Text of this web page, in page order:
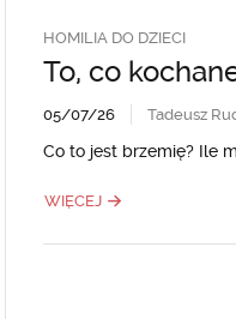
HOMILIA DO DZIECI
To, co
05/07/26 Tadeusz
Co to jest brzemię? Ile
WIĘCEJ